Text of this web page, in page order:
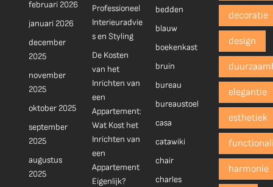
februari 2026
januari 2026
december
2025
november
2025
oktober 2025
september
2025
augustus
2025
Professioneel
Interieuradvie
s en Styling
De Kosten
van het
Inrichten van
een
Appartement:
Wat Kost het
Inrichten van
een
Appartement
Eigenlijk?
bedden
blauw
boekenkast
bruin
bureau
bureaustoel
casa
catawiki
chair
charles
decoratie
design
elegantie
esthetiek
harmonie